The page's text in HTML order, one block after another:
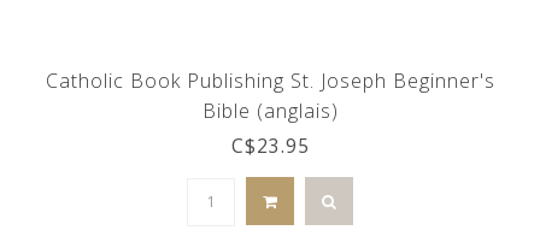
Catholic Book Publishing St. Joseph Beginner's
Bible (anglais)
C$23.95